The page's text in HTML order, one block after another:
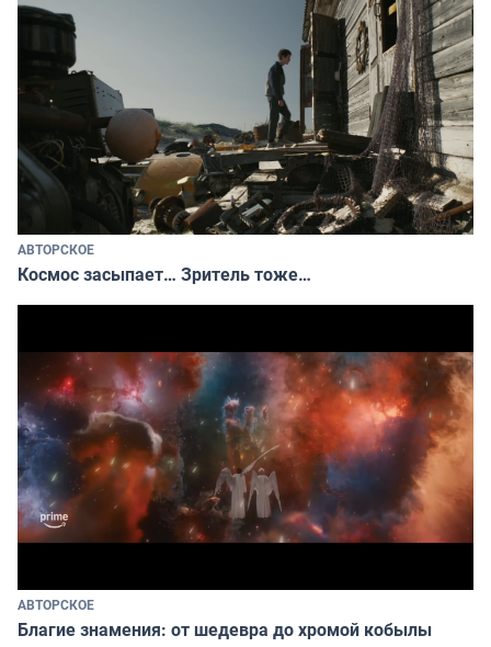
АВТОРСКОЕ
Космос засыпает… Зритель тоже…
АВТОРСКОЕ
Благие знамения: от шедевра до хромой кобылы